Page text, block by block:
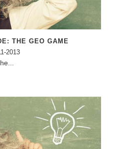
THE GEO GAME
2013